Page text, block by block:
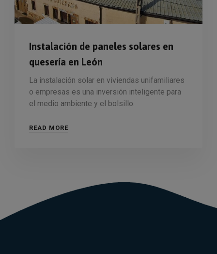
Instalación de paneles solares en
quesería en León
La instalación solar en viviendas unifamiliares
o empresas es una inversión inteligente para
el medio ambiente y el bolsillo.
READ MORE